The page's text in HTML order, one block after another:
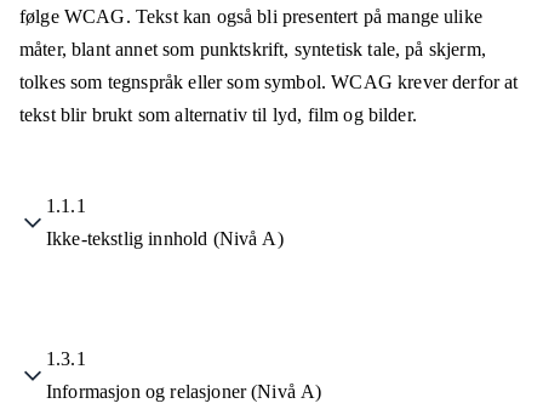
følge WCAG. Tekst kan også bli presentert på mange ulike
måter, blant annet som punktskrift, syntetisk tale, på skjerm,
tolkes som tegnspråk eller som symbol. WCAG krever derfor at
tekst blir brukt som alternativ til lyd, film og bilder.
1.1.1
Ikke-tekstlig innhold (Nivå A)
1.3.1
Informasjon og relasjoner (Nivå A)